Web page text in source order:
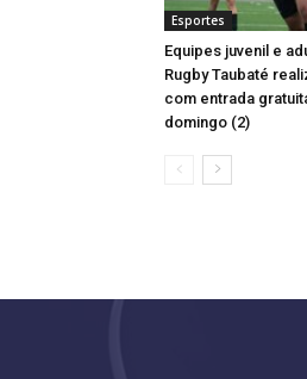
Esportes
Equipes juvenil e
Rugby Taubaté
com entrada
domingo (2)